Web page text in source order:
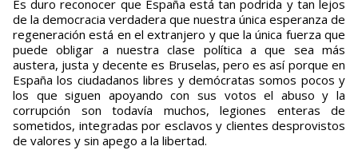
Es duro reconocer que España está tan podrida y tan lejos
de la democracia verdadera que nuestra única esperanza de
regeneración está en el extranjero y que la única fuerza que
puede obligar a nuestra clase política a que sea más
austera, justa y decente es Bruselas, pero es así porque en
España los ciudadanos libres y demócratas somos pocos y
los que siguen apoyando con sus votos el abuso y la
corrupción son todavía muchos, legiones enteras de
sometidos, integradas por esclavos y clientes desprovistos
de valores y sin apego a la libertad.